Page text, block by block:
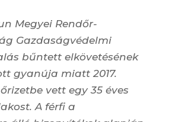
Megyei Rendőr-
Gazdaságvédelmi
bűntett elkövetésének
gyanúja miatt 2017.
vett egy 35 éves
A férfi a